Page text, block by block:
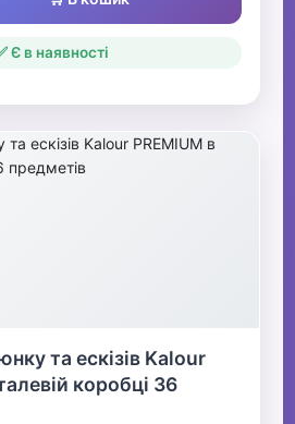
Є в наявності
та ескізів Kalour
коробці 36